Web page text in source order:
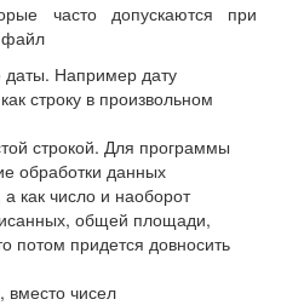
часто допускаются при
файл
Например дату
строку в произвольном
строкой. Для программы
обработки данных
как число и наоборот
общей площади,
потом придется довносить
вместо чисел